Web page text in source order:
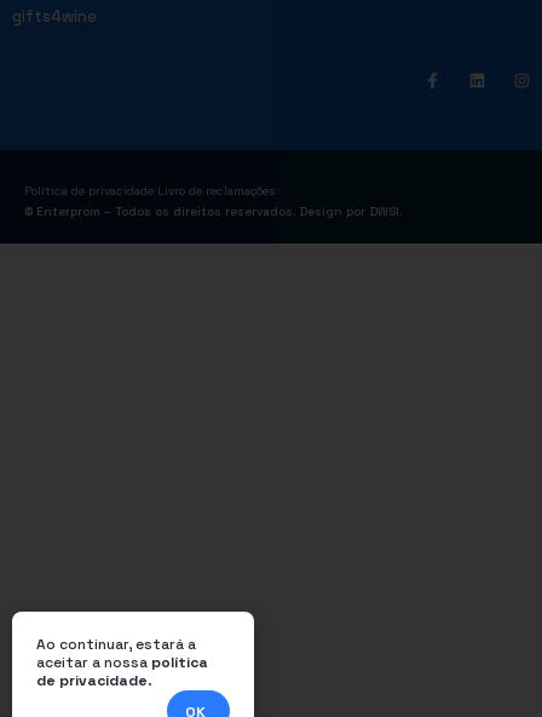
gifts4wine
Política de privacidade Livro de reclamações
© Enterprom – Todos os direitos reservados. Design por DWSI.
Ao continuar, estará a
aceitar a nossa política
de privacidade.
OK